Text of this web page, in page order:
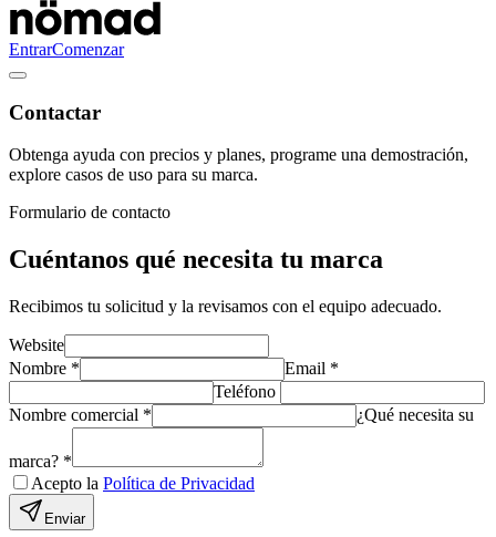
EntrarComenzar
Contactar
Obtenga ayuda con precios y planes, programe una demostración,
explore casos de uso para su marca.
Formulario de contacto
Cuéntanos qué necesita tu marca
Recibimos tu solicitud y la revisamos con el equipo adecuado.
Website
Nombre * Email *
Teléfono
Nombre comercial * ¿Qué necesita su
marca? *
Acepto la Política de Privacidad
Enviar